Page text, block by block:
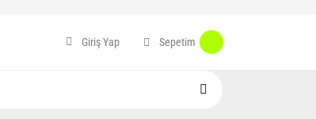
Giriş Yap Sepetim